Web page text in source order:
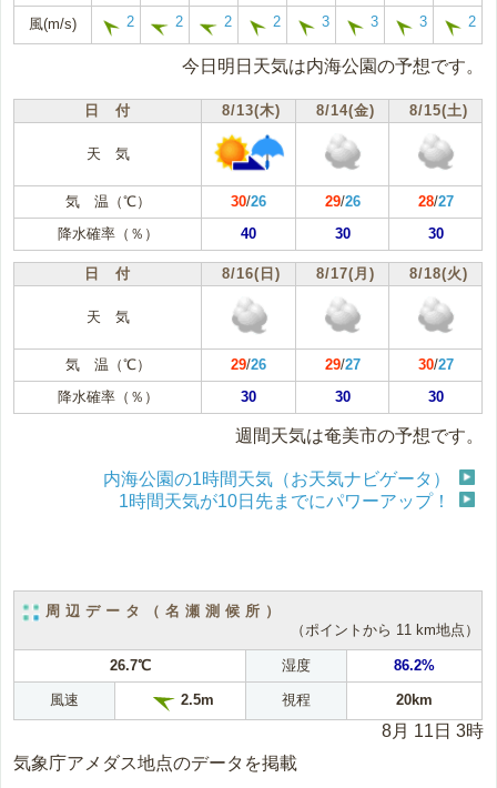
風(m/s) 2 2 2 2 3 3 3 2
今日明日天気は内海公園の予想です。
日 付 8/13(木) 8/14(金) 8/15(土)
天 気
気 温（℃） 30/26 29/26 28/27
降水確率（％）
40 30 30
日 付 8/16(日) 8/17(月) 8/18(火)
天 気
気 温（℃） 29/26 29/27 30/27
降水確率（％）
30 30 30
週間天気は奄美市の予想です。
内海公園の1時間天気（お天気ナビゲータ）
1時間天気が10日先までにパワーアップ！
周辺データ（名瀬測候所）
（ポイントから 11 km地点）
26.7℃ 湿度 86.2%
風速 2.5m 視程 20km
8月 11日 3時
気象庁アメダス地点のデータを掲載